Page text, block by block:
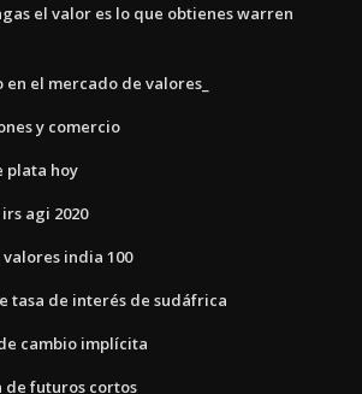
el valor es lo que obtienes warren
el mercado de valores_
y comercio
plata hoy
agi 2020
india 100
tasa de interés de sudáfrica
cambio implícita
de futuros cortos